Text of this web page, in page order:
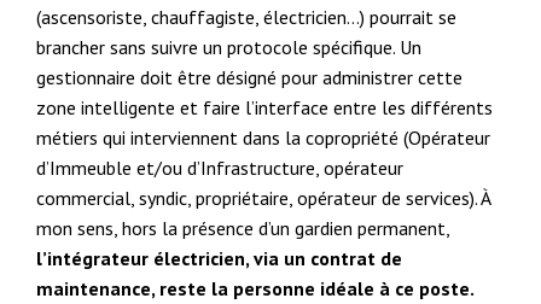
(ascensoriste, chauffagiste, électricien…) pourrait se
brancher sans suivre un protocole spécifique. Un
gestionnaire doit être désigné pour administrer cette
zone intelligente et faire l’interface entre les différents
métiers qui interviennent dans la copropriété (Opérateur
d’Immeuble et/ou d’Infrastructure, opérateur
commercial, syndic, propriétaire, opérateur de services). À
mon sens, hors la présence d’un gardien permanent,
l’intégrateur électricien, via un contrat de
maintenance, reste la personne idéale à ce poste.